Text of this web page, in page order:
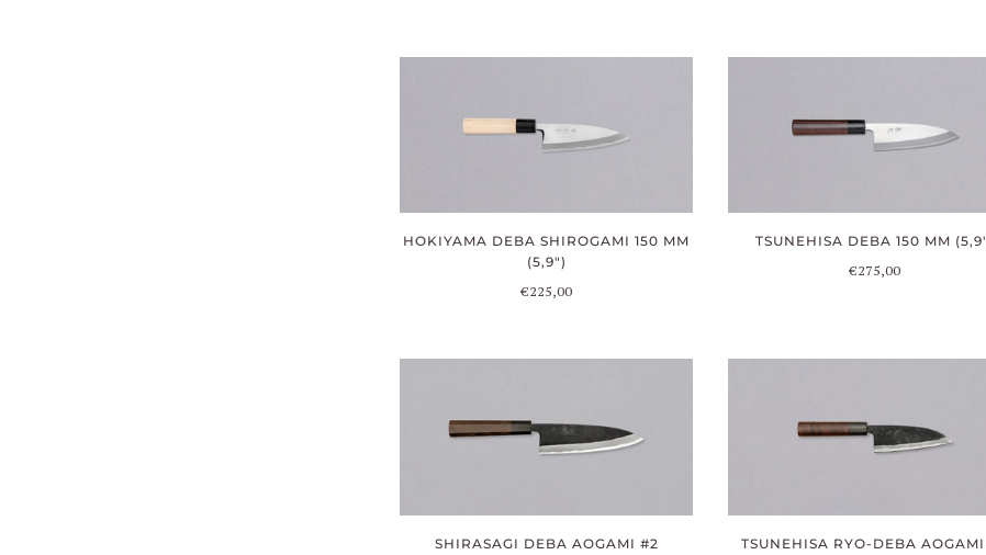
HOKIYAMA DEBA SHIROGAMI 150 MM
(5,9")
€225,00
TSUNEHISA DEBA 150 MM
€275,00
SHIRASAGI DEBA AOGAMI #2
TSUNEHISA RYO-DEBA